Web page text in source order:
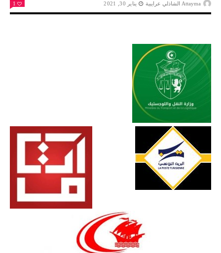
Attayma الشاذلي عرايبية يناير 30, 2021 1